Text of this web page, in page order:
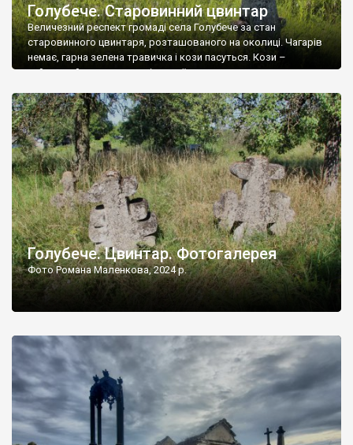
Голубече. Старовинний цвинтар
Величезний респект громаді села Голубече за стан
старовинного цвинтаря, розташованого на околиці. Чагарів
немає, гарна зелена травичка і кози пасуться. Кози –
найкращий регулятор шкідливої, для старих кладовищ,
бруньками, кози ті бруньки обгризають, бо то улюблений
делікатес. На цвинтарі у Голубечому ціла колекція
різноманітних форм хрестів. Село відносно невелике, […]
Голубече. Цвинтар. Фотогалерея
Фото Романа Маленкова, 2024 р.